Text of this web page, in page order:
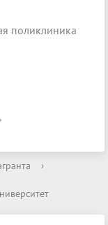
поликлиника
›